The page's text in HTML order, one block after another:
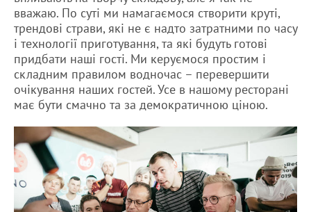
вважаю. По суті ми намагаємося створити круті,
трендові страви, які не є надто затратними по часу
і технології приготування, та які будуть готові
придбати наші гості. Ми керуємося простим і
складним правилом водночас – перевершити
очікування наших гостей. Усе в нашому ресторані
має бути смачно та за демократичною ціною.